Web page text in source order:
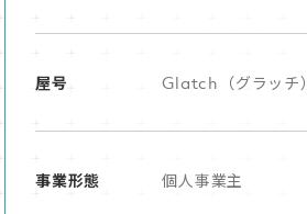
屋号 Glatch（グラッチ）
事業形態 個人事業主